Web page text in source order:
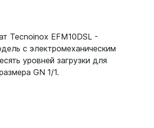
Tecnoinox EFM10DSL -
с электромеханическим
уровней загрузки для
GN 1/1.